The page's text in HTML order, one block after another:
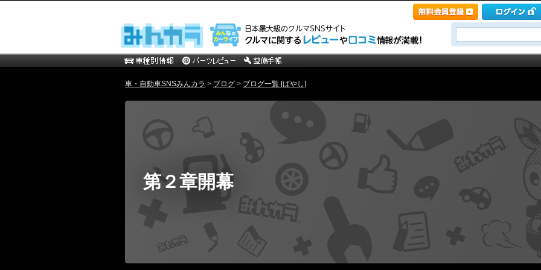
車・自動車SNSみんカラ > ブログ > ブログ一覧 [ばやし]
第２章開幕